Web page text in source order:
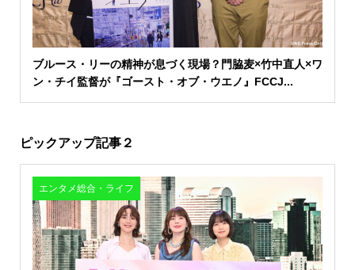
ブルース・リーの精神が息づく現場？門脇麦×竹中直人×ワ
ン・チイ監督が『ゴースト・オブ・ウエノ』FCCJ...
ピックアップ記事２
エンタメ総合・ライフ